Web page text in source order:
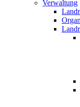
Verwaltung